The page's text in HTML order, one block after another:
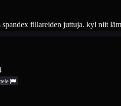
fillareiden juttuja. kyl niit